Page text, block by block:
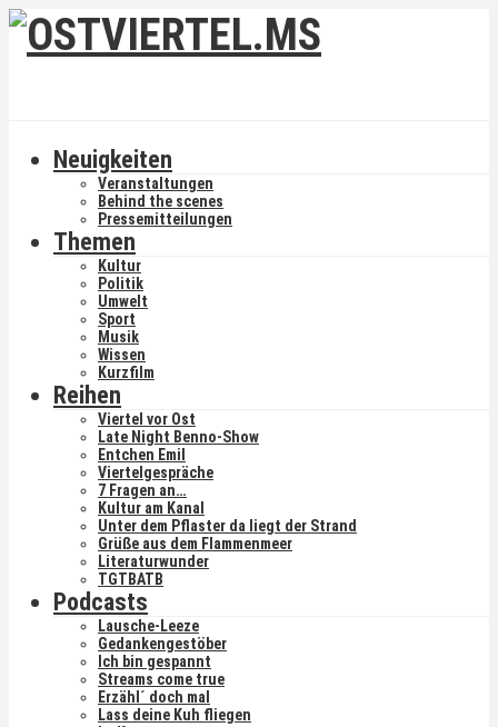
Neuigkeiten
Veranstaltungen
Behind the scenes
Pressemitteilungen
Themen
Kultur
Politik
Umwelt
Sport
Musik
Wissen
Kurzfilm
Reihen
Viertel vor Ost
Late Night Benno-Show
Entchen Emil
Viertelgespräche
7 Fragen an…
Kultur am Kanal
Unter dem Pflaster da liegt der Strand
Grüße aus dem Flammenmeer
Literaturwunder
TGTBATB
Podcasts
Lausche-Leeze
Gedankengestöber
Ich bin gespannt
Streams come true
Erzähl´ doch mal
Lass deine Kuh fliegen